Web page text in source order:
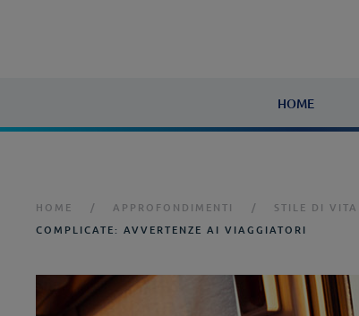
HOME
HOME APPROFONDIMENTI STILE DI VITA
COMPLICATE: AVVERTENZE AI VIAGGIATORI